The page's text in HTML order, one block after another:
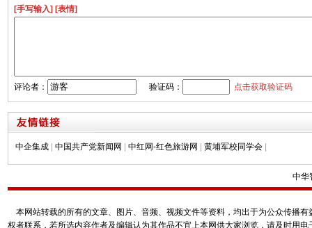
[手写输入] [表情]
评论者： 验证码： 点击获取验证码
中企集成 中国共产党新闻网 中红网-红色旅游网 黄埔军校同学会
中华
本网站转载的所有的文章、图片、音频、视频文件等资料，均出于为公众传播
权者联系，若所选内容作者及编辑认为其作品不宜上本网供大家浏览，请及时用